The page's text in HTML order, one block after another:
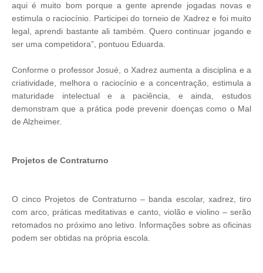
aqui é muito bom porque a gente aprende jogadas novas e
estimula o raciocínio. Participei do torneio de Xadrez e foi muito
legal, aprendi bastante ali também. Quero continuar jogando e
ser uma competidora”, pontuou Eduarda.
Conforme o professor Josué, o Xadrez aumenta a disciplina e a
criatividade, melhora o raciocínio e a concentração, estimula a
maturidade intelectual e a paciência, e ainda, estudos
demonstram que a prática pode prevenir doenças como o Mal
de Alzheimer.
Projetos de Contraturno
O cinco Projetos de Contraturno – banda escolar, xadrez, tiro
com arco, práticas meditativas e canto, violão e violino – serão
retomados no próximo ano letivo. Informações sobre as oficinas
podem ser obtidas na própria escola.